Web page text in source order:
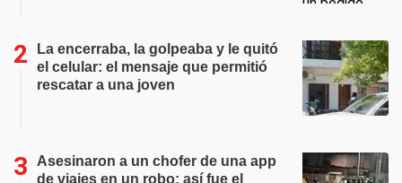
La encerraba, la golpeaba y le quitó
el celular: el mensaje que permitió
rescatar a una joven
Asesinaron a un chofer de una app
de viajes en un robo: así fue el